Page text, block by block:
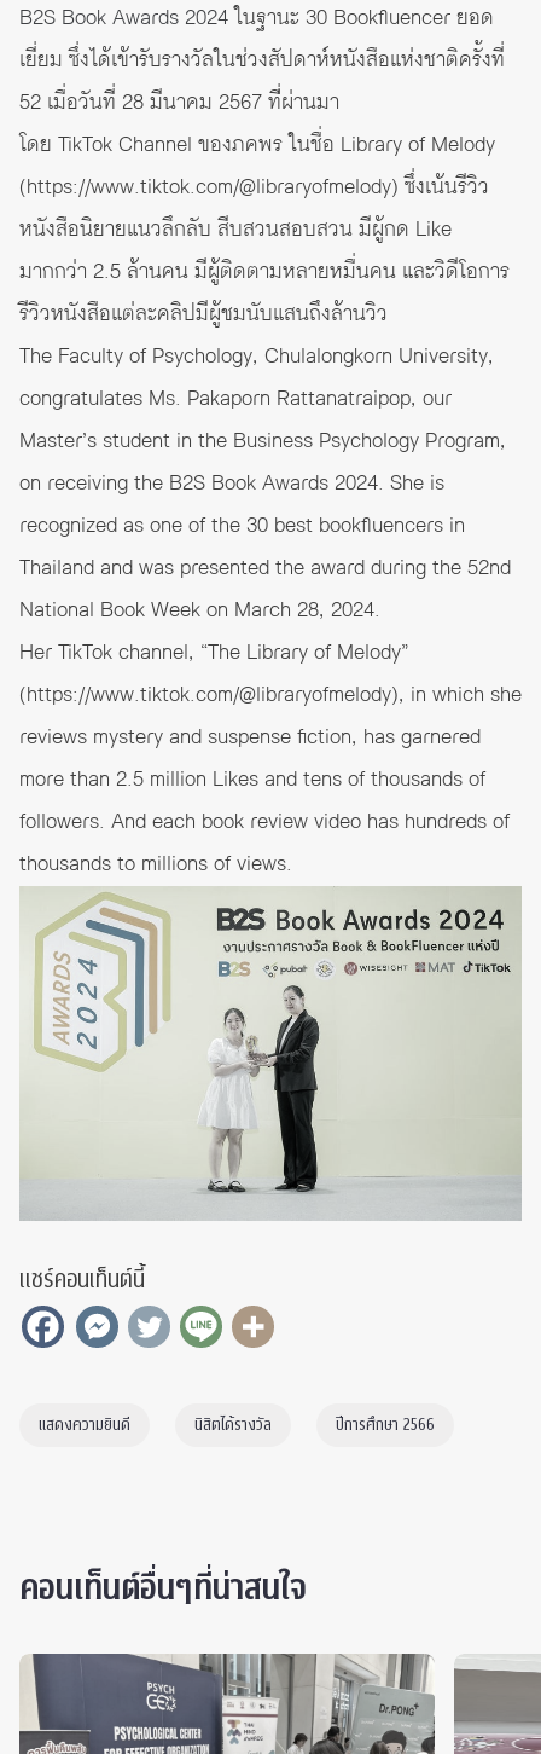
B2S Book Awards 2024ในฐานะ 30 Bookfluencer ยอด
เยี่ยม ซึ่งได้เข้ารับรางวัลในช่วงสัปดาห์หนังสือแห่งชาติครั้งที่
52 เมื่อวันที่ 28 มีนาคม 2567 ที่่ผ่านมา
โดย TikTok Channel ของภคพร ในชื่อ Library of Melody
(https://www.tiktok.com/@libraryofmelody) ซึ่งเน้นรีวิว
หนังสือนิยายแนวลึกลับ สีบสวนสอบสวน มีผู้กด Like
มากกว่า 2.5 ล้านคน มีผู้ติดตามหลายหมื่นคน และวิดีโอการ
รีวิวหนังสือแต่ละคลิปมีผู้ชมนับแสนถึงล้านวิว
The Faculty of Psychology, Chulalongkorn University,
congratulates Ms. Pakaporn Rattanatraipop, our
Master’s student in the Business Psychology Program,
on receiving the B2S Book Awards 2024. She is
recognized as one of the 30 best bookfluencers in
Thailand and was presented the award during the 52nd
National Book Week on March 28, 2024.
Her TikTok channel, “The Library of Melody”
(https://www.tiktok.com/@libraryofmelody), in which she
reviews mystery and suspense fiction, has garnered
more than 2.5 million Likes and tens of thousands of
followers. And each book review video has hundreds of
thousands to millions of views.
แชร์คอนเท็นต์นี้
แสดงความยินดี นิสิตได้รางวัล ปีการศึกษา 2566
คอนเท็นต์อื่นๆที่น่าสนใจ